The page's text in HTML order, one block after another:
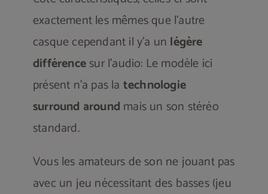
exactement les mêmes que l’autre
casque cependant il y’a un légère
différencesur l’audio: Le modèle ici
présent n’a pas la technologie
surround around mais un son stéréo
standard.
Vous les amateurs de son ne jouant pas
avec un jeu nécessitant des basses (jeu